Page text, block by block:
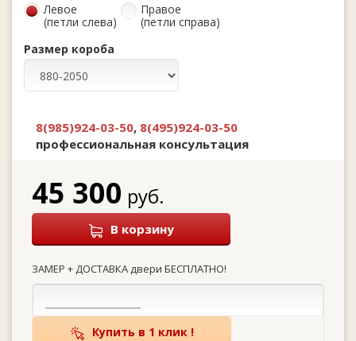
Левое
(петли слева)
Правое
(петли справа)
Размер короба
8(985)924-03-50, 8(495)924-03-50
профессиональная консультация
45 300 руб.
В корзину
ЗАМЕР + ДОСТАВКА двери БЕСПЛАТНО!
Купить в 1 клик !